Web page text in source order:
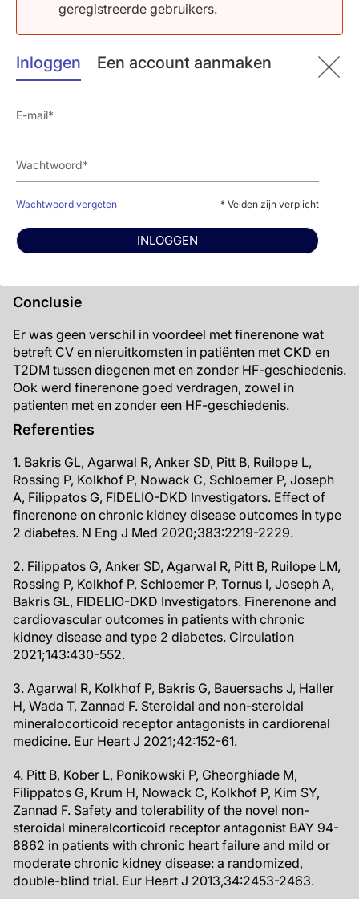
geregistreerde gebruikers.
Inloggen Een account aanmaken
Wachtwoord vergeten * Velden zijn verplicht
INLOGGEN
placebo op de samenstelling van CV sterfte of
(HR 0.89, 95%CI:0.74-1.07) HF-geschiedenis
(Pinteractie=0.63).
Veiligheidsuitkomsten
patiënten die finerenone ontvingen in vergelijking
met placebo; dit was het meest duidelijk in
patiënten met HF-geschiedenis (31.8% vs. 40.2%).
met finerenone dan met placebo, wat consistent
was bij patiënten met (19.5% vs. 7.9%) of zonder
Conclusie
Er was geen verschil in voordeel met finerenone wat
betreft CV en nieruitkomsten in patiënten met CKD en
T2DM tussen diegenen met en zonder HF-geschiedenis.
Ook werd finerenone goed verdragen, zowel in
patienten met en zonder een HF-geschiedenis.
Referenties
1. Bakris GL, Agarwal R, Anker SD, Pitt B, Ruilope L,
Rossing P, Kolkhof P, Nowack C, Schloemer P, Joseph
A, Filippatos G, FIDELIO-DKD Investigators. Effect of
finerenone on chronic kidney disease outcomes in type
2 diabetes. N Eng J Med 2020;383:2219-2229.
2. Filippatos G, Anker SD, Agarwal R, Pitt B, Ruilope LM,
Rossing P, Kolkhof P, Schloemer P, Tornus I, Joseph A,
Bakris GL, FIDELIO-DKD Investigators. Finerenone and
cardiovascular outcomes in patients with chronic
kidney disease and type 2 diabetes. Circulation
2021;143:430-552.
3. Agarwal R, Kolkhof P, Bakris G, Bauersachs J, Haller
H, Wada T, Zannad F. Steroidal and non-steroidal
mineralocorticoid receptor antagonists in cardiorenal
medicine. Eur Heart J 2021;42:152-61.
4. Pitt B, Kober L, Ponikowski P, Gheorghiade M,
Filippatos G, Krum H, Nowack C, Kolkhof P, Kim SY,
Zannad F. Safety and tolerability of the novel non-
steroidal mineralcorticoid receptor antagonist BAY 94-
8862 in patients with chronic heart failure and mild or
moderate chronic kidney disease: a randomized,
double-blind trial. Eur Heart J 2013,34:2453-2463.